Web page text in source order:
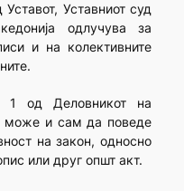
Уставниот суд
одлучува за
и на колективните
1 од Деловникот на
може и сам да поведе
на закон, односно
или друг општ акт.